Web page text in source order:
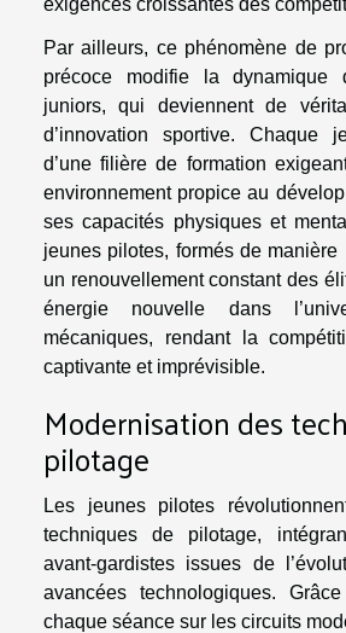
Par ailleurs, ce phénomène de
précoce modifie la dynamique
juniors, qui deviennent de
d’innovation sportive. Chaque
d’une filière de formation
environnement propice au
ses capacités physiques et
jeunes pilotes, formés de manière
un renouvellement constant des
énergie nouvelle dans
mécaniques, rendant la
captivante et imprévisible.
Modernisation des
pilotage
Les jeunes pilotes
techniques de pilotage,
avant-gardistes issues de
avancées technologiques.
chaque séance sur les circuits